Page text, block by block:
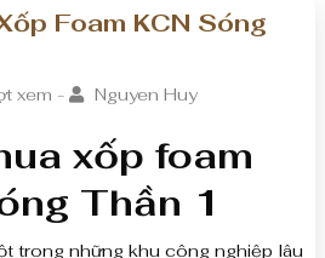
Foam KCN Sóng
xem - Nguyen Huy
xốp foam
Thần 1
trong những khu công nghiệp lâu